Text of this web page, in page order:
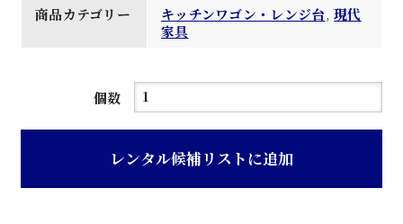
商品カテゴリー
キッチンワゴン・レンジ台,現代
家具
個数
茶
目
レンタル候補リストに追加